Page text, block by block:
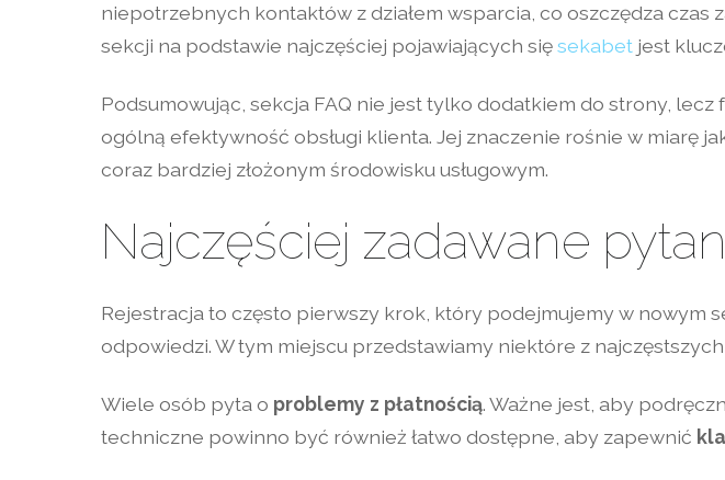
niepotrzebnych kontaktów z działem wsparcia, co oszczędza
sekcji na podstawie najczęściej pojawiających sięsekabet jest
Podsumowując, sekcja FAQ nie jest tylko dodatkiem do strony,
ogólną efektywność obsługi klienta. Jej znaczenie rośnie w miarę
coraz bardziej złożonym środowisku usługowym.
Najczęściej zadawane
Rejestracja to często pierwszy krok, który podejmujemy w nowym
odpowiedzi. W tym miejscu przedstawiamy niektóre z
Wiele osób pyta o problemy z płatnością. Ważne jest, aby
techniczne powinno być również łatwo dostępne, aby zapewnić